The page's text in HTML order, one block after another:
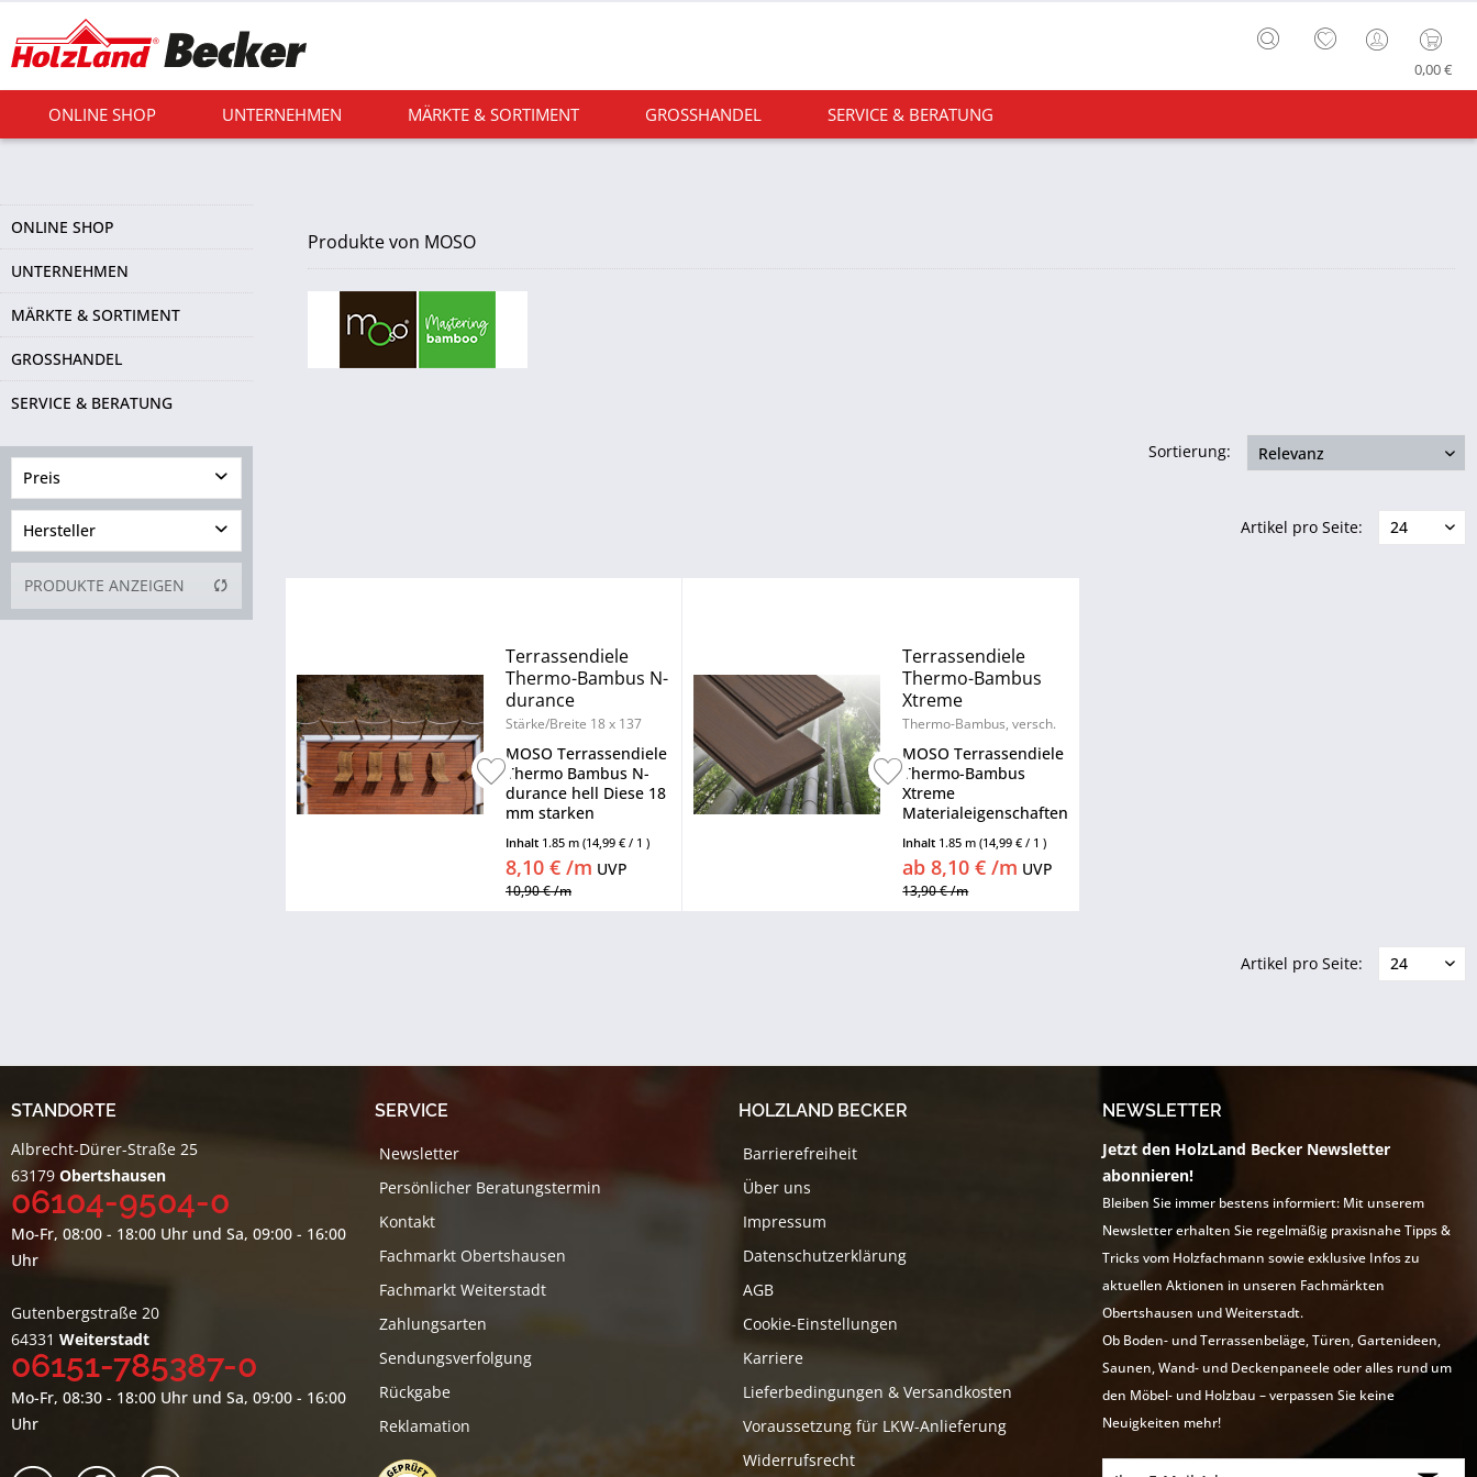
0,00 €
ONLINE SHOP UNTERNEHMEN MÄRKTE & SORTIMENT GROSSHANDEL SERVICE & BERATUNG
ONLINE SHOP
UNTERNEHMEN
MÄRKTE & SORTIMENT
GROSSHANDEL
SERVICE & BERATUNG
Preis
von14,99 € bis28,99 €
Hersteller
PRODUKTE ANZEIGEN
Produkte von MOSO
Sortierung:
Artikel pro Seite:
Terrassendiele
Thermo-Bambus N-
durance
Stärke/Breite 18 x 137
mm, Länge 1,85 m, glatt /
grob geriffelt
MOSO Terrassendiele
Thermo Bambus N-
durance hell Diese 18
mm starken
werden aus Bambus
hergestellt. In
Faserform gebrachter
Inhalt 1.85 m (14,99 € / 1 )
8,10 € /m UVP
10,90 € /m
Terrassendiele
Thermo-Bambus
Xtreme
Thermo-Bambus, versch.
Längen, glatt oder glatt /
grob geriffelt
MOSO Terrassendiele
Thermo-Bambus
Xtreme
Materialeigenschaften
Terrassendielen
werden aus massivem
Thermo-Bambus
Inhalt 1.85 m(14,99 € / 1 )
ab 8,10 € /m UVP
13,90 € /m
Artikel pro Seite:
STANDORTE
Albrecht-Dürer-Straße 25
63179 Obertshausen
06104-9504-0
Mo-Fr, 08:00 - 18:00 Uhr und Sa, 09:00 - 16:00
Uhr
Gutenbergstraße 20
64331 Weiterstadt
06151-785387-0
Mo-Fr, 08:30 - 18:00 Uhr und Sa, 09:00 - 16:00
Uhr
SERVICE
Newsletter
Persönlicher Beratungstermin
Kontakt
Fachmarkt Obertshausen
Fachmarkt Weiterstadt
Zahlungsarten
Sendungsverfolgung
Rückgabe
Reklamation
HOLZLAND BECKER
Barrierefreiheit
Über uns
Impressum
Datenschutzerklärung
AGB
Cookie-Einstellungen
Karriere
Lieferbedingungen & Versandkosten
Voraussetzung für LKW-Anlieferung
Widerrufsrecht
NEWSLETTER
Jetzt den HolzLand Becker Newsletter
abonnieren!
Bleiben Sie immer bestens informiert: Mit unserem
Newsletter erhalten Sie regelmäßig praxisnahe Tipps &
Tricks vom Holzfachmann sowie exklusive Infos zu
aktuellen Aktionen in unseren Fachmärkten
Obertshausen und Weiterstadt.
Ob Boden- und Terrassenbeläge, Türen, Gartenideen,
Saunen, Wand- und Deckenpaneele oder alles rund um
den Möbel- und Holzbau – verpassen Sie keine
Neuigkeiten mehr!